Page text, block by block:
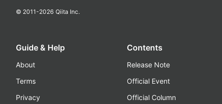
© 2011-2026 Qiita Inc.
Guide & Help
About
Terms
Privacy
Contents
Release Note
Official Event
Official Column